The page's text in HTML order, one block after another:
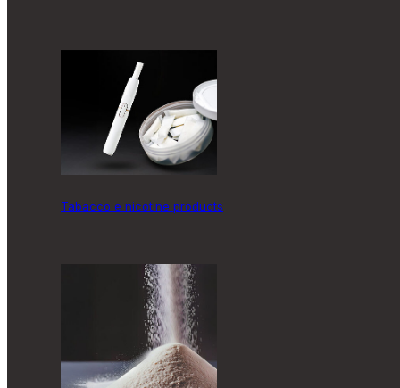
Tabacco e nicotine products